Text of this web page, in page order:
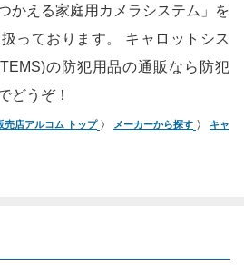
かえる家庭用カメラシステム」を
っております。 キャロットシス
の防犯用品の通販なら防犯
どうぞ！
売店アルコム トップ メーカーから探す キャロ